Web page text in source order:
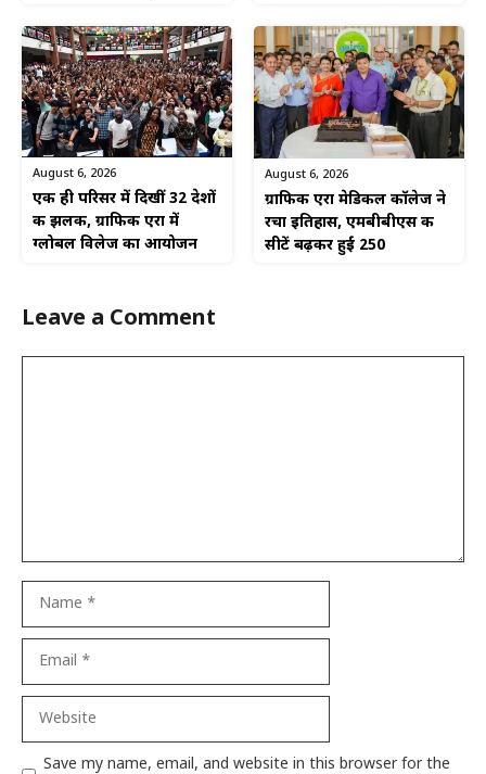
August 6, 2026
एक ही परिसर में दिखीं 32 देशों
की झलक, ग्राफिक एरा में
ग्लोबल विलेज का आयोजन
August 6, 2026
ग्राफिक एरा मेडिकल कॉलेज ने
रचा इतिहास, एमबीबीएस की
सीटें बढ़कर हुईं 250
Leave a Comment
Website
Save my name, email, and website in this browser for the